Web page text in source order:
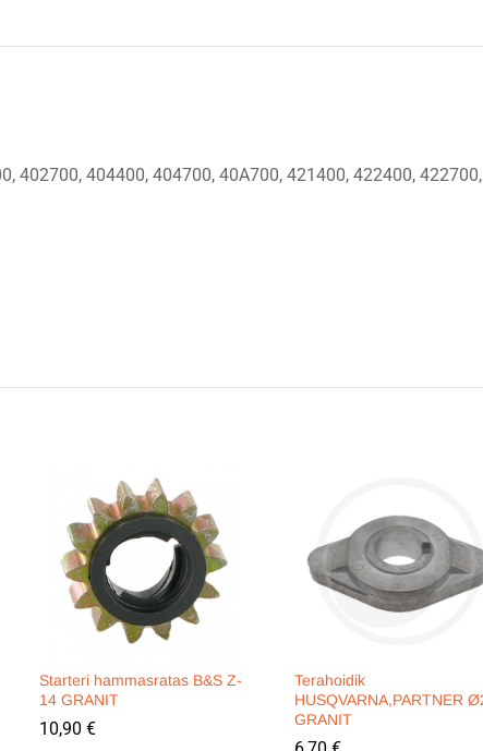
402700, 404400, 404700, 40A700, 421400, 422400,
Starteri hammasratas B&S Z-
14 GRANIT
10,90 €
Terahoidik
HUSQVARNA,PARTNER
GRANIT